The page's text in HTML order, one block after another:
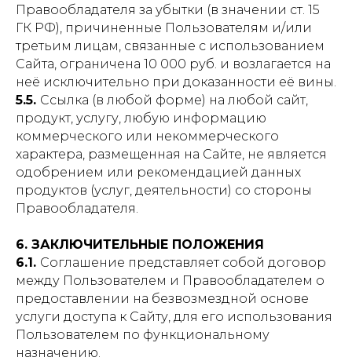
Правообладателя за убытки (в значении ст. 15
ГК РФ), причиненные Пользователям и/или
третьим лицам, связанные с использованием
Сайта, ограничена 10 000 руб. и возлагается на
неё исключительно при доказанности её вины.
5.5. Ссылка (в любой форме) на любой сайт,
продукт, услугу, любую информацию
коммерческого или некоммерческого
характера, размещенная на Сайте, не является
одобрением или рекомендацией данных
продуктов (услуг, деятельности) со стороны
Правообладателя.
6. ЗАКЛЮЧИТЕЛЬНЫЕ ПОЛОЖЕНИЯ
6.1. Соглашение представляет собой договор
между Пользователем и Правообладателем о
предоставлении на безвозмездной основе
услуги доступа к Сайту, для его использования
Пользователем по функциональному
назначению.